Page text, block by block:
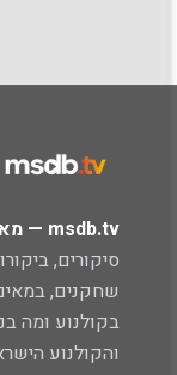
msdb.tv — מאגר הסדרות והסרטים המוביל בעברית.
סיקורים,
שחקנים,
בקולנוע ומה
והקולנוע